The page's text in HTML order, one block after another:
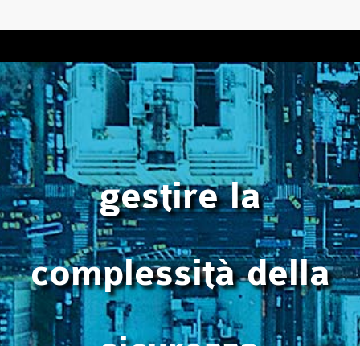
gestire la
complessità della